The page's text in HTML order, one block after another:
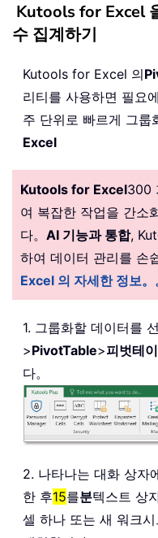
Kutools for Excel
수 집계하기
Kutools for Excel 의
리티를 사용하면 필요
주 단위로 빠르게 그룹
Excel
Kutools for Excel300
여 복잡한 작업을 간소
다。 AI 기능과 통합,
하여 데이터 관리를 손
Excel 의 자세한 정보。
1. 그룹화할 데이터를
>PivotTable>피벗테
다。
2. 나타나는 대화 상자
한 후15를분텍스트 상
셀 하나 또는 새 워크